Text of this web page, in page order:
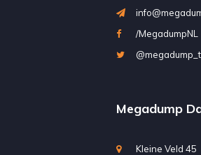
/MegadumpNL
Megadump
Kleine Veld 45